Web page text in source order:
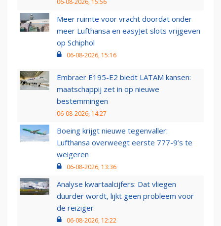
06-08-2026, 15:56
Meer ruimte voor vracht doordat onder
meer Lufthansa en easyJet slots vrijgeven
op Schiphol
06-08-2026, 15:16
Embraer E195-E2 biedt LATAM kansen:
maatschappij zet in op nieuwe
bestemmingen
06-08-2026, 14:27
Boeing krijgt nieuwe tegenvaller:
Lufthansa overweegt eerste 777-9’s te
weigeren
06-08-2026, 13:36
Analyse kwartaalcijfers: Dat vliegen
duurder wordt, lijkt geen probleem voor
de reiziger
06-08-2026, 12:22